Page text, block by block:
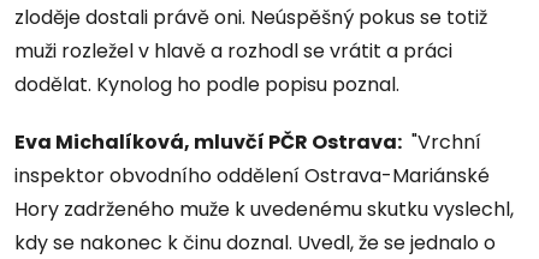
zloděje dostali právě oni. Neúspěšný pokus se totiž
muži rozležel v hlavě a rozhodl se vrátit a práci
dodělat. Kynolog ho podle popisu poznal.
Eva Michalíková, mluvčí PČR Ostrava: "Vrchní
inspektor obvodního oddělení Ostrava-Mariánské
Hory zadrženého muže k uvedenému skutku vyslechl,
kdy se nakonec k činu doznal. Uvedl, že se jednalo o